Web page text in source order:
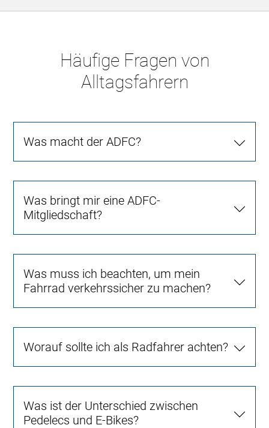
Häufige Fragen von
Alltagsfahrern
Was macht der ADFC?
Was bringt mir eine ADFC-
Mitgliedschaft?
Was muss ich beachten, um mein
Fahrrad verkehrssicher zu machen?
Worauf sollte ich als Radfahrer achten?
Was ist der Unterschied zwischen
Pedelecs und E-Bikes?